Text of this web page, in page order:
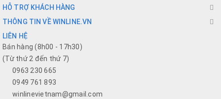
HỖ TRỢ KHÁCH HÀNG
THÔNG TIN VỀ WINLINE.VN
LIÊN HỆ
Bán hàng (8h00 - 17h30)
(Từ thứ 2 đến thứ 7)
0963 230 665
0949 761 893
winlinevietnam@gmail.com